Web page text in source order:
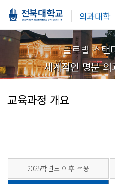
의과대학
글로벌 스탠
세계적인 명문
교육과정 개요
2025학년도 이후 적용